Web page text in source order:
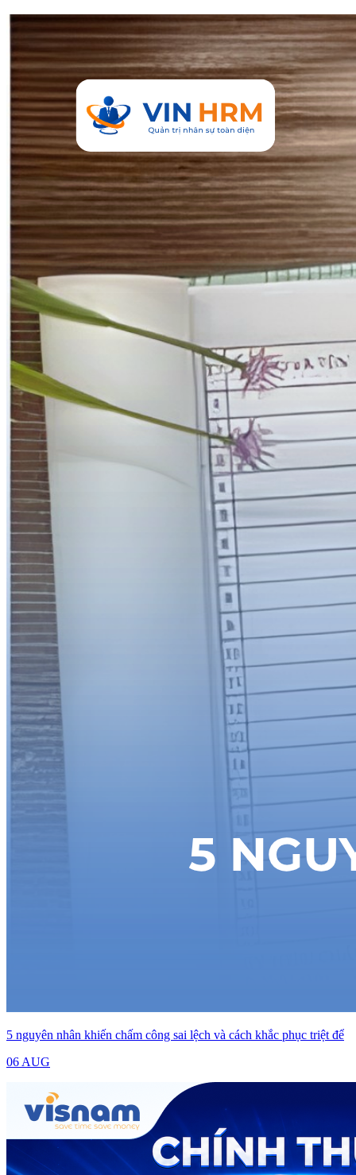
5 nguyên nhân khiến chấm công sai lệch và cách khắc phục triệt để
06 AUG